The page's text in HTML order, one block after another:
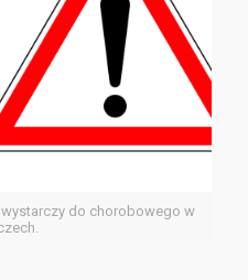
do chorobowego w